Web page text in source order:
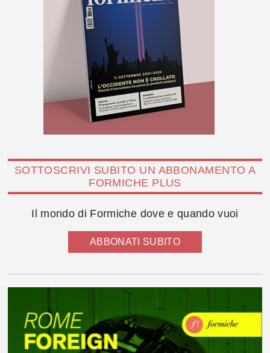
SOTTOSCRIVI SUBITO UN ABBONAMENTO A
FORMICHE PLUS
Il mondo di Formiche dove e quando vuoi
ABBONATI SUBITO